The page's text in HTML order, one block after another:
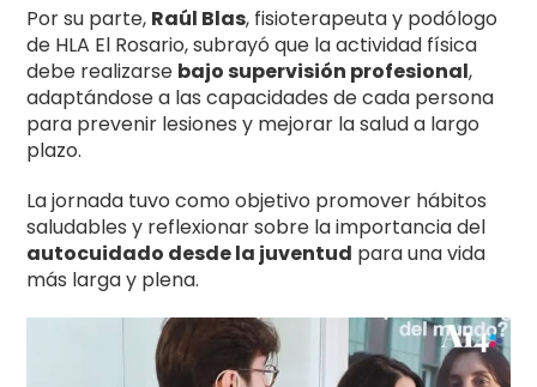
Por su parte, Raúl Blas, fisioterapeuta y podólogo
de HLA El Rosario, subrayó que la actividad física
debe realizarse bajo supervisión profesional,
adaptándose a las capacidades de cada persona
para prevenir lesiones y mejorar la salud a largo
plazo.
La jornada tuvo como objetivo promover hábitos
saludables y reflexionar sobre la importancia del
autocuidado desde la juventud para una vida
más larga y plena.